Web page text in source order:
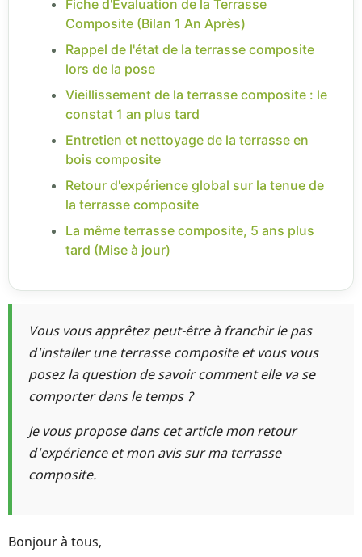
Fiche d'Évaluation de la Terrasse
Composite (Bilan 1 An Après)
Rappel de l'état de la terrasse composite
lors de la pose
Vieillissement de la terrasse composite : le
constat 1 an plus tard
Entretien et nettoyage de la terrasse en
bois composite
Retour d'expérience global sur la tenue de
la terrasse composite
La même terrasse composite, 5 ans plus
tard (Mise à jour)
Vous vous apprêtez peut-être à franchir le pas
d'installer une terrasse composite et vous vous
posez la question de savoir comment elle va se
comporter dans le temps ?
Je vous propose dans cet article mon retour
d'expérience et mon avis sur ma terrasse
composite.
Bonjour à tous,